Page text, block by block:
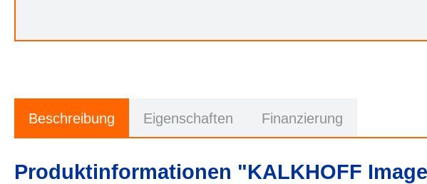
Beschreibung Eigenschaften Finanzierung
Produktinformationen "KALKHOFF